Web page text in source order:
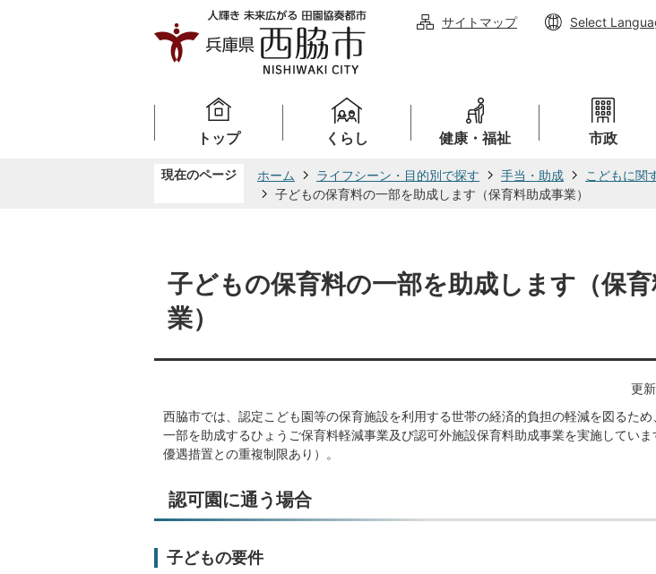
サイトマップ Select
トップ くらし 健康・福祉 市政
現在のページ ホーム ライフシーン・目的別で探す 手当・助成
こどもに関
子どもの保育料の一部を助成します（保育料助成事業）
子どもの保育料の一部を助成します（保
業）
更
西脇市では、認定こども園等の保育施設を利用する世帯の経済的負担の軽減を図るた
一部を助成するひょうご保育料軽減事業及び認可外施設保育料助成事業を実施してい
優遇措置との重複制限あり）。
認可園に通う場合
子どもの要件